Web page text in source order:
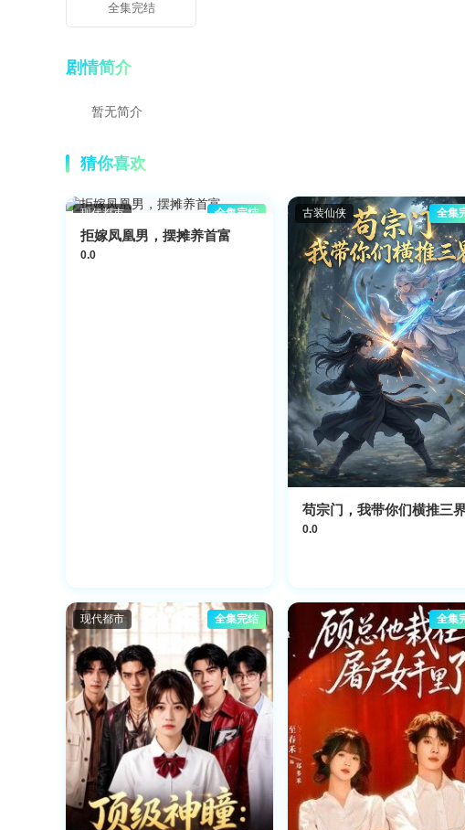
全集完结
剧情简介
暂无简介
猜你喜欢
现代都市 全集完结
拒嫁凤凰男，摆摊养首富
0.0
古装仙侠 全集
苟宗门，我带你们横推三
0.0
现代都市 全集完结 全集